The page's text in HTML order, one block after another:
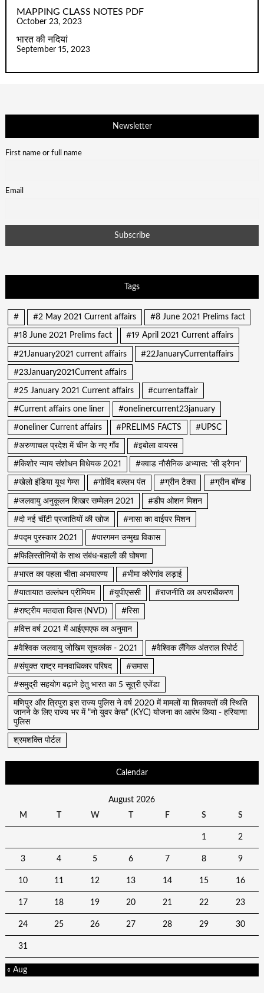
MAPPING CLASS NOTES PDF
October 23, 2023
भारत की नदियां
September 15, 2023
Newsletter
First name or full name
Email
Tags
# #2 May 2021 Current affairs #8 June 2021 Prelims fact
#18 June 2021 Prelims fact #19 April 2021 Current affairs
#21January2021 current affairs #22JanuaryCurrentaffairs
#23January2021Current affairs
#25 January 2021 Current affairs #currentaffair
#Current affairs one liner #onelinercurrent23january
#oneliner Current affairs #PRELIMS FACTS #UPSC
#अरुणाचल प्रदेश में चीन के नए गाँव #इबोला वायरस
#किशोर न्याय संशोधन विधेयक 2021 #क्वाड नौसैनिक अभ्यास: ‘सी ड्रैगन’
#खेलो इंडिया यूथ गेम्स #गोविंद बल्लभ पंत #ग्रीन टैक्स #ग्रीन बॉण्ड
#जलवायु अनुकूलन शिखर सम्मेलन 2021 #डीप ओशन मिशन
#दो नई चींटी प्रजातियों की खोज #नासा का वाईपर मिशन
#पद्म पुरस्कार 2021 #पारगमन उन्मुख विकास
#फिलिस्तीनियों के साथ संबंध-बहाली की घोषणा
#भारत का पहला चीता अभयारण्य #भीमा कोरेगांव लड़ाई
#यातायात उल्लंघन प्रीमियम #यूपीएससी #राजनीति का अपराधीकरण
#राष्ट्रीय मतदाता दिवस (NVD) #रिसा
#वित्त वर्ष 2021 में आईएमएफ का अनुमान
#वैश्विक जलवायु जोखिम सूचकांक - 2021 #वैश्विक लैंगिक अंतराल रिपोर्ट
#संयुक्त राष्ट्र मानवाधिकार परिषद #समास
#समुद्री सहयोग बढ़ाने हेतु भारत का 5 सूत्री एजेंडा
मणिपुर और त्रिपुरा इस राज्य पुलिस ने वर्ष 2020 में मामलों या शिकायतों की स्थिति
जानने के लिए राज्य भर में "नो युवर केस" (KYC) योजना का आरंभ किया - हरियाणा
पुलिस
श्रमशक्ति पोर्टल
Calendar
August 2026
M
T W T F S S
1 2
3 4 5 6 7 8 9
10 11 12 13 14 15 16
17 18 19 20 21 22 23
24 25 26 27 28 29 30
31
« Aug